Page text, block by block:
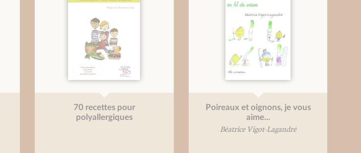
70 recettes pour
polyallergiques
Poireaux et oignons, je vous
aime...
Béatrice Vigot-Lagandré